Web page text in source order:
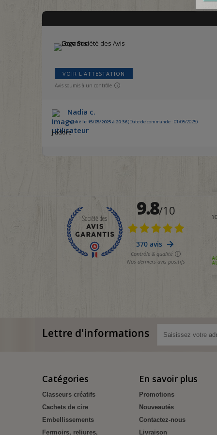
VOIR L'ATTESTATION
Avis soumis à un contrôle
Nadia c.
Publié le 15/05/2025 à 20:36(Date de commande : 01/05/2025)
j adore
Lettre d'informations
Catégories
Classeurs créatifs
Cachets de cire
Embellissements
Fermoirs, reliures,
En savoir plus
Promotions
Nouveautés
Contactez-nous
Livraison